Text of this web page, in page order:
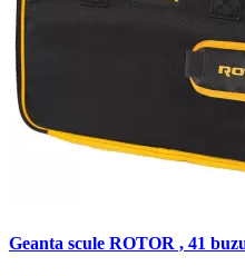
Geanta scule ROTOR , 41